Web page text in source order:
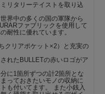
リタリーテイストを取り込
界中の多くの国の軍隊から
ファブリックを使用して
耐性に優れています。
クリアポケット×2）と充実の
れたBULLETの赤いロゴがア
に1箇所ずつの計2箇所とな
っておきたいモノの収納に
も付いてます。 また小銭入